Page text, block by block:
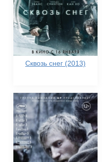
Сквозь снег (2013)